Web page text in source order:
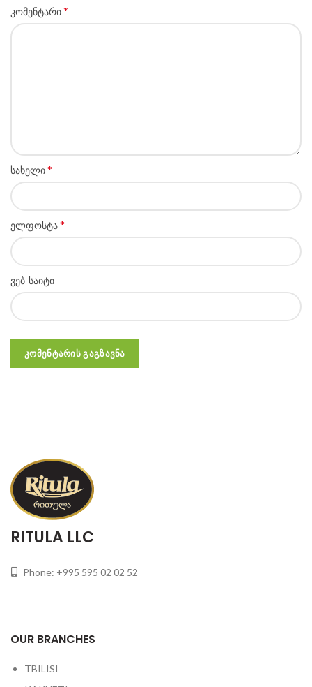
კომენტარი*
სახელი*
ელფოსტა*
ვებ-საიტი
RITULA LLC
Phone: +995 595 02 02 52
OUR BRANCHES
TBILISI